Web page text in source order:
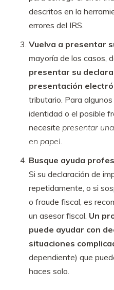
descritos en la
errores del IRS.
Vuelva a presentar
mayoría de los casos,
presentar su
presentación
tributario. Para
identidad o el posible
necesite presentar
en papel.
Busque ayuda
Si su declaración de
repetidamente, o si
o fraude fiscal, es
un asesor fiscal. Un
puede ayudar con
situaciones
dependiente) que
haces solo.